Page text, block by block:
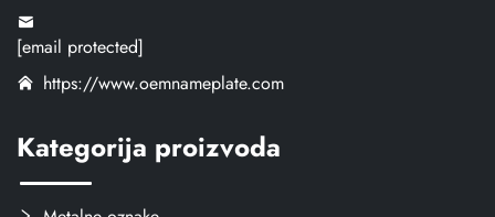
[email protected]
https://www.oemnameplate.com
Kategorija proizvoda